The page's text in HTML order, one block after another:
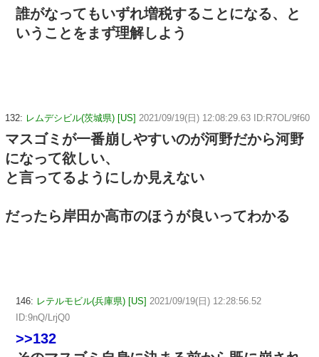
誰がなってもいずれ増税することになる、と
いうことをまず理解しよう
132: レムデシビル(茨城県) [US] 2021/09/19(日) 12:08:29.63 ID:R7OL/9f60
マスゴミが一番崩しやすいのが河野だから河野
になって欲しい、
と言ってるようにしか見えない
だったら岸田か高市のほうが良いってわかる
146: レテルモビル(兵庫県) [US] 2021/09/19(日) 12:28:56.52
ID:9nQ/LrjQ0
>>132